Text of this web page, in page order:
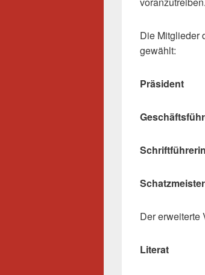
Die Mitglieder
gewählt:
Der erweiterte
Literat